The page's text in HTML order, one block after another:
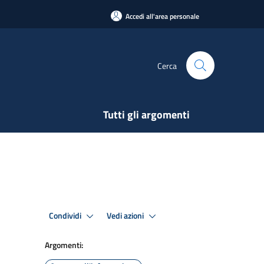
Accedi all'area personale
Cerca
Tutti gli argomenti
Condividi Vedi azioni
Argomenti: